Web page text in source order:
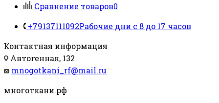
Сравнение товаров0
+79137111092Рабочие дни с 8 до 17 часов
Контактная информация
Автогенная, 132
mnogotkani_rf@mail.ru
многоткани.рф